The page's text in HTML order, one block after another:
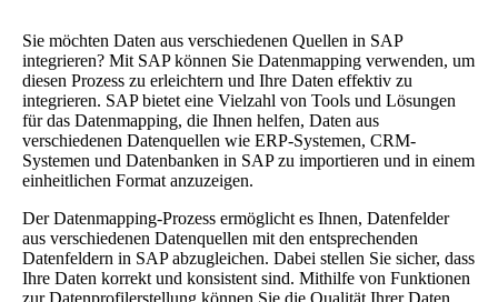
Sie möchten Daten aus verschiedenen Quellen in SAP
integrieren? Mit SAP können Sie Datenmapping verwenden, um
diesen Prozess zu erleichtern und Ihre Daten effektiv zu
integrieren. SAP bietet eine Vielzahl von Tools und Lösungen
für das Datenmapping, die Ihnen helfen, Daten aus
verschiedenen Datenquellen wie ERP-Systemen, CRM-
Systemen und Datenbanken in SAP zu importieren und in einem
einheitlichen Format anzuzeigen.
Der Datenmapping-Prozess ermöglicht es Ihnen, Datenfelder
aus verschiedenen Datenquellen mit den entsprechenden
Datenfeldern in SAP abzugleichen. Dabei stellen Sie sicher, dass
Ihre Daten korrekt und konsistent sind. Mithilfe von Funktionen
zur Datenprofilerstellung können Sie die Qualität Ihrer Daten